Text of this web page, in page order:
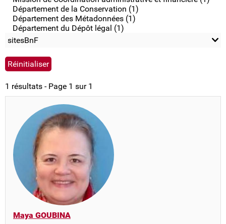
Département de la Conservation (1)
Département des Métadonnées (1)
Département du Dépôt légal (1)
sitesBnF
1 résultats - Page 1 sur 1
Maya GOUBINA